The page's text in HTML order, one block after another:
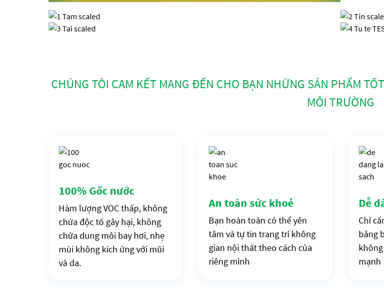
CHÚNG TÔI CAM KẾT MANG ĐẾN CHO BẠN NHỮNG SẢN PHẨM
MÔI TRƯỜNG
100% Gốc nước
Hàm lượng VOC thấp, không
chứa độc tố gây hại, không
chứa dung môi bay hơi, nhẹ
mùi không kích ứng với mũi
và da.
An toàn sức khoẻ
Bạn hoàn toàn có thể yên
tâm và tự tin trang trí không
gian nội thất theo cách của
riêng mình
Dễ
Chỉ
bằng
mạnh